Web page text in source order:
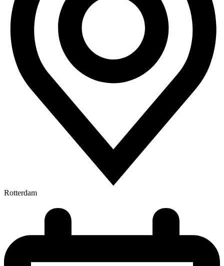
Rotterdam